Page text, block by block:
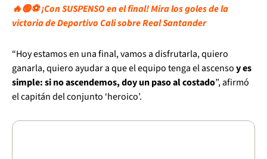
🔥🟢⚽ ¡Con SUSPENSO en el final! Mira los goles de la
victoria de Deportivo Cali sobre Real Santander
“Hoy estamos en una final, vamos a disfrutarla, quiero
ganarla, quiero ayudar a que el equipo tenga el ascensoy es
simple: si no ascendemos, doy un paso al costado”, afirmó
el capitán del conjunto ‘heroico’.